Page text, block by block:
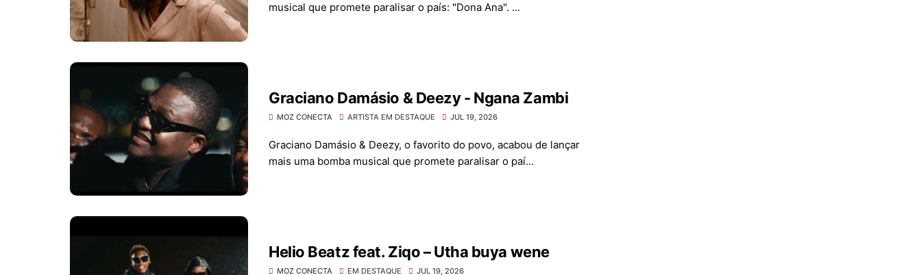
musical que promete paralisar o país: "Dona Ana". ...
Graciano Damásio & Deezy - Ngana Zambi
MOZ CONECTA ARTISTA EM DESTAQUE JUL 19, 2026
Graciano Damásio & Deezy, o favorito do povo, acabou de lançar
mais uma bomba musical que promete paralisar o paí...
Helio Beatz feat. Ziqo – Utha buya wene
MOZ CONECTA EM DESTAQUE JUL 19, 2026